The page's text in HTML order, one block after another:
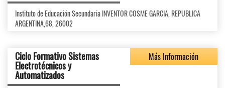
Instituto de Educación Secundaria INVENTOR COSME GARCIA, REPUBLICA
ARGENTINA,68, 26002
Ciclo Formativo Sistemas
Electrotécnicos y
Automatizados
Más Información